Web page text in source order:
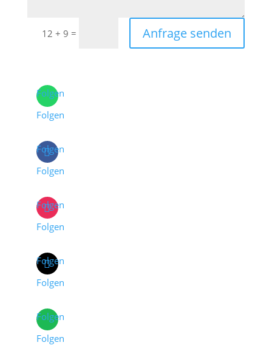
12 + 9 = Anfrage senden
Folgen
Folgen
Folgen
Folgen
Folgen
Folgen
Folgen
Folgen
Folgen
Folgen